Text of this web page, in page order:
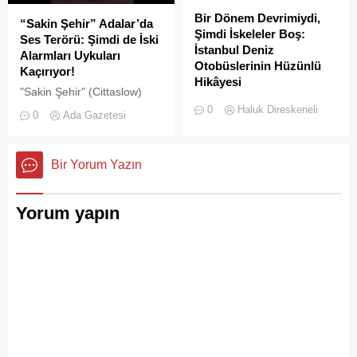
“Sakin Şehir” Adalar’da
Ses Terörü: Şimdi de İski
Alarmları Uykuları
Kaçırıyor!
"Sakin Şehir" (Cittaslow)
Adalar'da gürültü kirliliği
0 Ada Gazetesi
Bir Dönem Devrimiydi,
Şimdi İskeleler Boş:
İstanbul Deniz
Otobüslerinin Hüzünlü
Hikâyesi
2000’li yılların başında
İstanbul’da deniz ulaşımı,
konforlu güvenli bir yaşam
0 Haluk Direskeneli
Bir Yorum Yazın
Yorum yapın